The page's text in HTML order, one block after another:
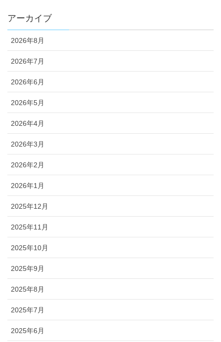
アーカイブ
2026年8月
2026年7月
2026年6月
2026年5月
2026年4月
2026年3月
2026年2月
2026年1月
2025年12月
2025年11月
2025年10月
2025年9月
2025年8月
2025年7月
2025年6月